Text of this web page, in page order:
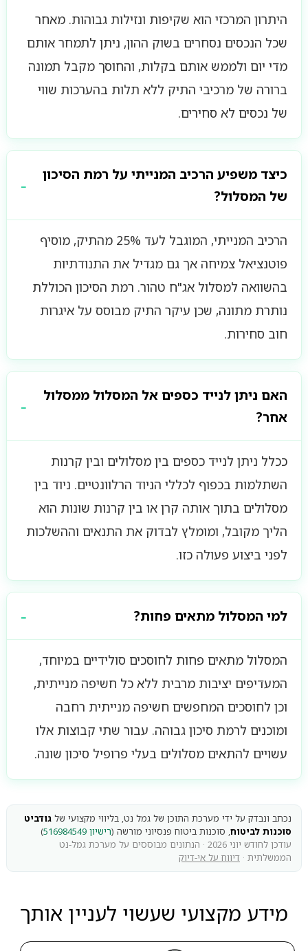
היתרון המרכזי הוא שקיפות ונזילות גבוהות. מאחר
שכל הנכסים נסחרים בשוק ההון, ניתן לתמחר אותם
מדי יום ולממש אותם בקלות, והחוסך מקבל תמונה
ברורה של מרכיבי התיק ללא תלות בהערכות שווי
של נכסים לא סחירים.
כיצד משפיע הרכיב המנייתי על רמת הסיכון
של המסלול?
הרכיב המנייתי, המוגבל לעד 25% מהתיק, מוסיף
פוטנציאל צמיחה אך גם מגדיל את התנודתיות
בהשוואה למסלול אג"ח טהור. רמת הסיכון הכוללת
נותרת מתונה, שכן עיקר התיק מבוסס על איגרות
חוב סחירות.
האם ניתן לנייד כספים אל המסלול ממסלול
אחר?
ככלל ניתן לנייד כספים בין מסלולים ובין קרנות
השתלמות בכפוף לכללי הניוד הרלוונטיים. ניוד בין
מסלולים בתוך אותה קרן או בין קרנות שונות הוא
הליך מקובל, ומומלץ לבדוק את התנאים וההשלכות
לפני ביצוע פעולה כזו.
למי המסלול מתאים פחות?
המסלול מתאים פחות לחוסכים סולידיים במיוחד,
המעדיפים יציבות מרבית ללא כל חשיפה מנייתית,
וכן לחוסכים המחפשים חשיפה מנייתית רחבה
ומוכנים לרמת סיכון גבוהה. עבור שתי קבוצות אלו
עשויים להתאים מסלולים בעלי פרופיל סיכון שונה.
נכתב ונבדק על ידי מערכת התוכן של גמל נט, בליווי מקצועי של גודביט
סוכנות לביטוח, סוכנות ביטוח פנסיוני מורשה (רישיון 516984549
)
עודכן לחודש יוני 2026 · הנתונים מבוססים על מערכת גמל-נט
הממשלתית · דיווח על אי-דיוק
מידע מקצועי שעשוי לעניין אותך